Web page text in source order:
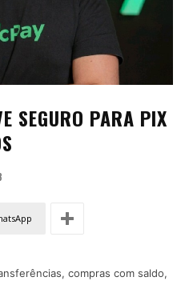
SEGURO PARA PIX
compras com saldo,